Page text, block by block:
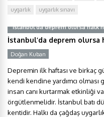
uygarlık
uygarlık sınavı
İstanbul’da deprem olursa halk
İstanbul’da deprem olursa
Doğan Kuban
Depremin ilk haftası ve birkaç
kendi kendine yardımcı
insan canı kurtarmak etkinliği
örgütlenmelidir. İstanbul batı
kentidir. Halkı da çağdaş